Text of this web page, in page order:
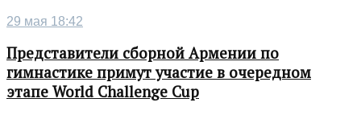
29 мая 18:42
Представители сборной Армении по
гимнастике примут участие в очередном
этапе World Challenge Cup